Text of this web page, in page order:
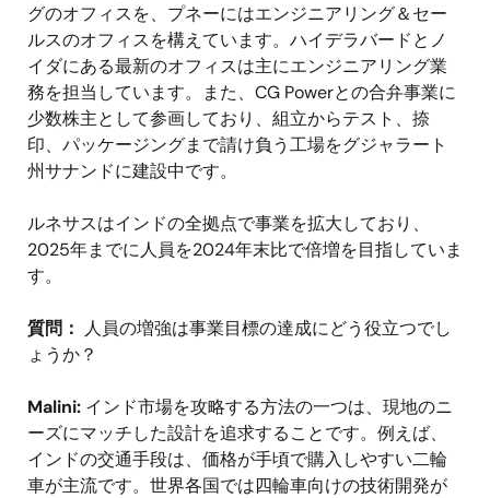
グのオフィスを、プネーにはエンジニアリング＆セー
ルスのオフィスを構えています。ハイデラバードとノ
イダにある最新のオフィスは主にエンジニアリング業
務を担当しています。また、CG Powerとの合弁事業に
少数株主として参画しており、組立からテスト、捺
印、パッケージングまで請け負う工場をグジャラート
州サナンドに建設中です。
ルネサスはインドの全拠点で事業を拡大しており、
2025年までに人員を2024年末比で倍増を目指していま
す。
質問： 人員の増強は事業目標の達成にどう役立つでし
ょうか？
Malini: インド市場を攻略する方法の一つは、現地のニ
ーズにマッチした設計を追求することです。例えば、
インドの交通手段は、価格が手頃で購入しやすい二輪
車が主流です。世界各国では四輪車向けの技術開発が